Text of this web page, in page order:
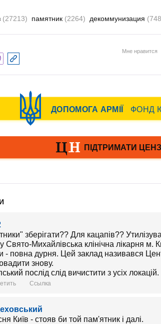
(27213) памятник (2264) декоммунизация
Мне нравится
зберігати?? Для кацапів??
Свято-Михайлівська клінічна лікарня м.
- повна дурня. Цей заклад називався
знову.
послід слід вичистити з усіх локацій.
Ссылка
Київ - стояв би той пам'ятник і далі.